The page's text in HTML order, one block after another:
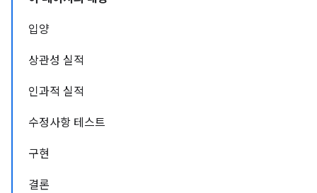
입양
상관성 실적
인과적 실적
수정사항 테스트
구현
결론